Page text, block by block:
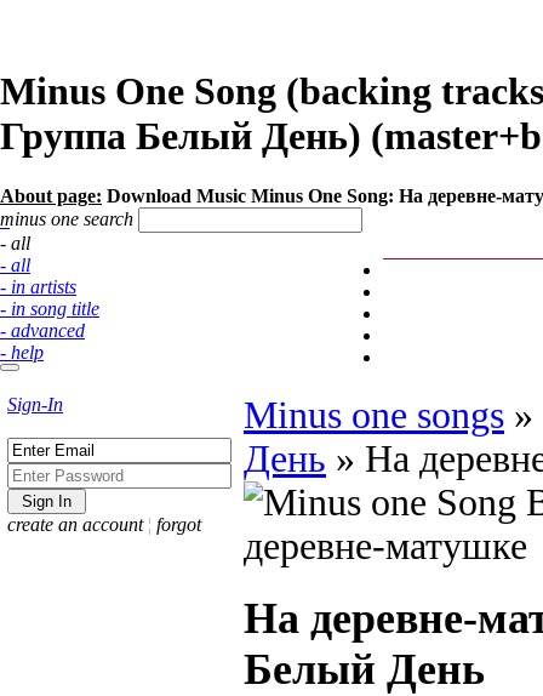
Minus One Song (backing
Группа Белый День)
About page: Download Music Minus One Song: На деревне-
minus one search
- all
- all
- in artists
- in song title
- advanced
- help
Sign-In
create an account ¦ forgot
Minus one songs »
День » На
На деревне-
Белый День